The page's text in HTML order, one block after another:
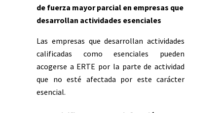
de fuerza mayor parcial en empresas que
desarrollan actividades esenciales
Las empresas que desarrollan actividades
calificadas como esenciales pueden
acogerse a ERTE por la parte de actividad
que no esté afectada por este carácter
esencial.